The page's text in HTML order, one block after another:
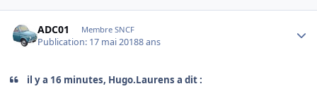
ADC01 Membre SNCF
Publication: 17 mai 20188 ans
il y a 16 minutes, Hugo.Laurens a dit :